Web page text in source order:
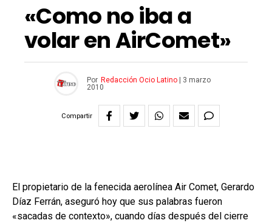
«Como no iba a
volar en AirComet»
Por Redacción Ocio Latino|
3 marzo
2010
Compartir
El propietario de la fenecida aerolínea Air Comet, Gerardo
Díaz Ferrán, aseguró hoy que sus palabras fueron
«sacadas de contexto», cuando días después del cierre